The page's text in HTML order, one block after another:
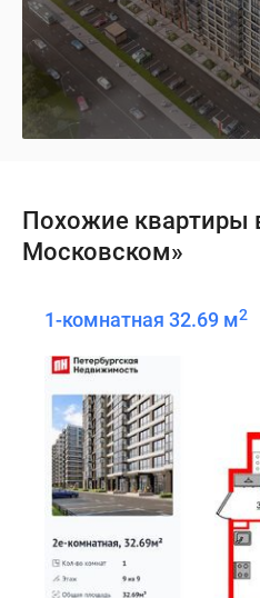
Похожие квартиры
Московском»
1-комнатная 32.69 м2